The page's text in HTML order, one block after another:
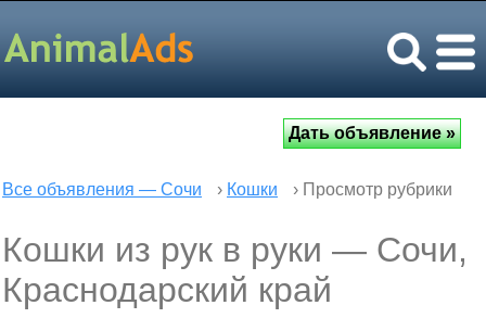
Все объявления — Сочи › Кошки › Просмотр рубрики
Кошки из рук в руки — Сочи,
Краснодарский край